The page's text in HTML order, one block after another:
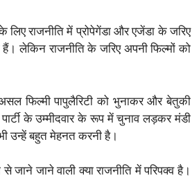
राजनीति में प्रोपेगेंडा और एजेंडा के जरिए
लेकिन राजनीति के जरिए अपनी फिल्मों को
फिल्मी पापुलैरिटी को भुनाकर और बेतुकी
के उम्मीदवार के रूप में चुनाव लड़कर मंडी
उन्हें बहुत मेहनत करनी है।
जाने वाली क्या राजनीति में परिपक्व है।